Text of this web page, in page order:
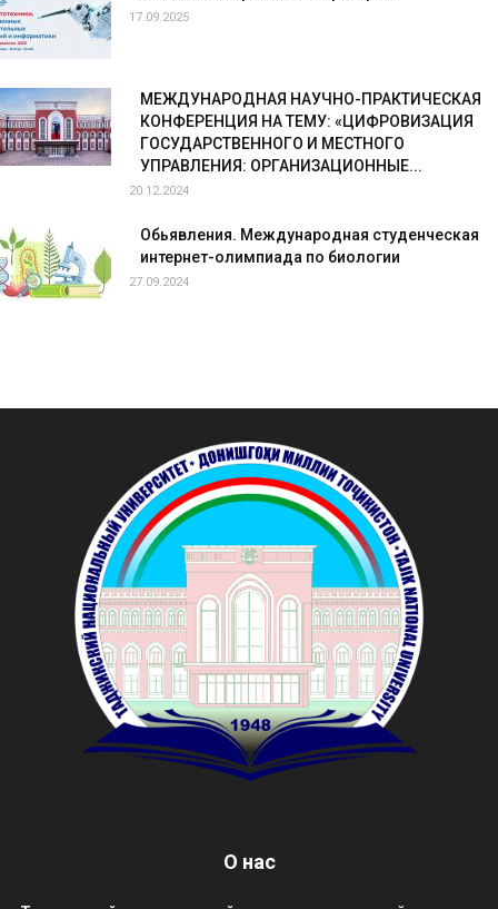
17.09.2025
МЕЖДУНАРОДНАЯ НАУЧНО-ПРАКТИЧЕСКАЯ
КОНФЕРЕНЦИЯ НА ТЕМУ: «ЦИФРОВИЗАЦИЯ
ГОСУДАРСТВЕННОГО И МЕСТНОГО
УПРАВЛЕНИЯ: ОРГАНИЗАЦИОННЫЕ...
20.12.2024
Обьявления. Международная студенческая
интернет-олимпиада по биологии
27.09.2024
О нас